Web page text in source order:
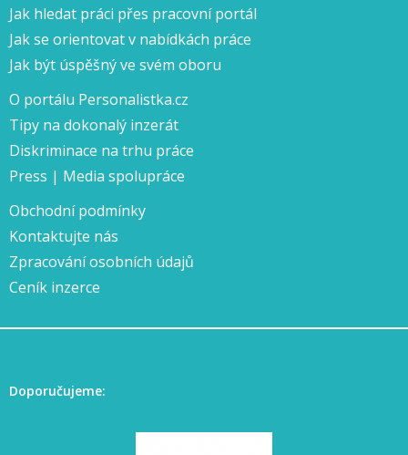
Jak hledat práci přes pracovní portál
Jak se orientovat v nabídkách práce
Jak být úspěšný ve svém oboru
O portálu Personalistka.cz
Tipy na dokonalý inzerát
Diskriminace na trhu práce
Press | Media spolupráce
Obchodní podmínky
Kontaktujte nás
Zpracování osobních údajů
Ceník inzerce
Doporučujeme: